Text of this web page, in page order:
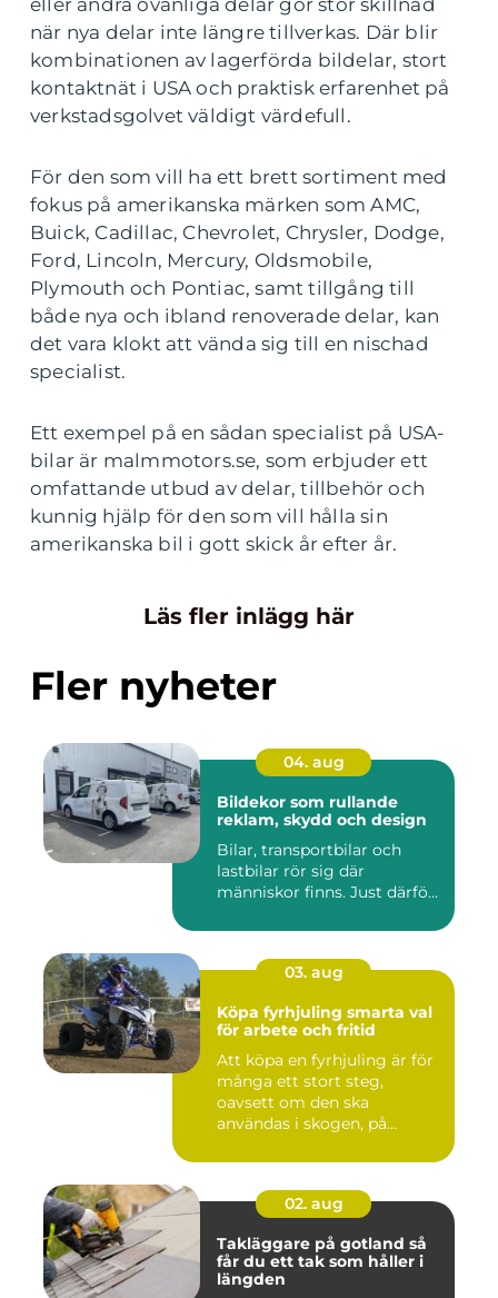
eller andra ovanliga delar gör stor skillnad
när nya delar inte längre tillverkas. Där blir
kombinationen av lagerförda bildelar, stort
kontaktnät i USA och praktisk erfarenhet på
verkstadsgolvet väldigt värdefull.
För den som vill ha ett brett sortiment med
fokus på amerikanska märken som AMC,
Buick, Cadillac, Chevrolet, Chrysler, Dodge,
Ford, Lincoln, Mercury, Oldsmobile,
Plymouth och Pontiac, samt tillgång till
både nya och ibland renoverade delar, kan
det vara klokt att vända sig till en nischad
specialist.
Ett exempel på en sådan specialist på USA-
bilar är malmmotors.se, som erbjuder ett
omfattande utbud av delar, tillbehör och
kunnig hjälp för den som vill hålla sin
amerikanska bil i gott skick år efter år.
Läs fler inlägg här
Fler nyheter
04. aug
Bildekor som rullande
reklam, skydd och design
Bilar, transportbilar och
lastbilar rör sig där
människor finns. Just därfö...
03. aug
Köpa fyrhjuling smarta val
för arbete och fritid
Att köpa en fyrhjuling är för
många ett stort steg,
oavsett om den ska
användas i skogen, på
02. aug
Takläggare på gotland så
får du ett tak som håller i
längden